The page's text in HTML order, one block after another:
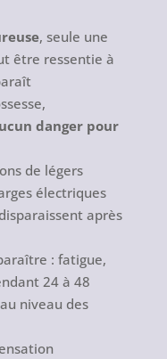
, seule une
être ressentie à
danger pour
de légers
électriques
après
: fatigue,
24 à 48
niveau des